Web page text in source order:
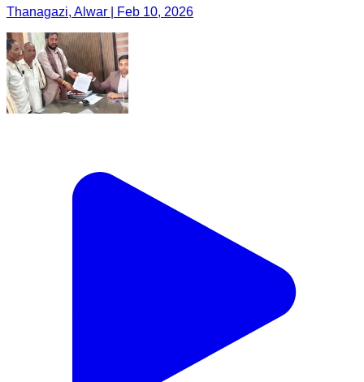
Thanagazi, Alwar | Feb 10, 2026